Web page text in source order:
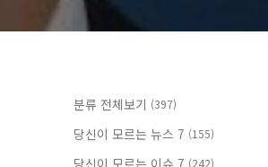
분류 전체보기 (397)
당신이 모르는 뉴스 7 (155)
당신이 모르는 이슈 7 (242)